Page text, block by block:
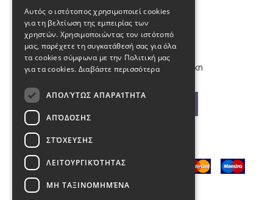
info@kybosonline.gr
Εθνικής Αμύνης 44, 54621, Θεσσαλονίκη
Αυτός ο ιστότοπος χρησιμοποιεί cookies
για τη βελτίωση της εμπειρίας των
χρηστών. Χρησιμοποιώντας τον ιστότοπό
μας, παρέχετε τη συγκατάθεσή σας για όλα
τα cookies σύμφωνα με την Πολιτική μας
για τα cookies. Διαβάστε περισσότερα
ΑΠΟΛΎΤΩΣ ΑΠΑΡΑΊΤΗΤΑ
ΑΠΌΔΟΣΗΣ
ΣΤΌΧΕΥΣΗΣ
ΛΕΙΤΟΥΡΓΙΚΌΤΗΤΑΣ
ΜΗ ΤΑΞΙΝΟΜΗΜΈΝΑ